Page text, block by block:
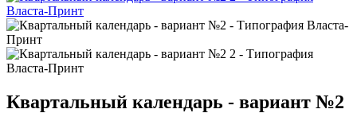
Квартальный календарь - вариант №2